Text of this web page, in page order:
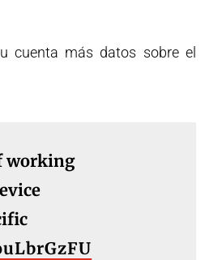
cuenta más datos sobre el
working